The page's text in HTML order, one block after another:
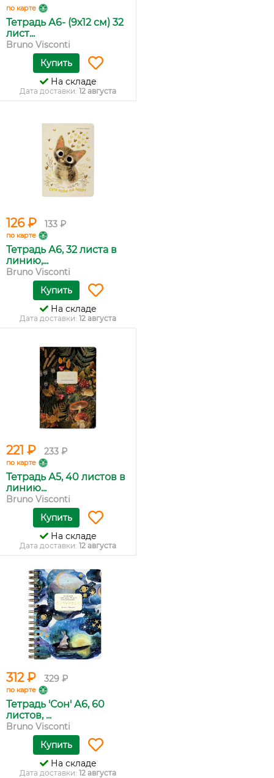
по карте
Тетрадь А6- (9х12 см) 32
лист...
Bruno Visconti
Купить
На складе
Дата доставки: 12 августа
126 ₽ 133 ₽
по карте
Тетрадь А6, 32 листа в
линию,...
Bruno Visconti
Купить
На складе
Дата доставки: 12 августа
221 ₽ 233 ₽
по карте
Тетрадь А5, 40 листов в
линию...
Bruno Visconti
Купить
На складе
Дата доставки: 12 августа
312 ₽ 329 ₽
по карте
Тетрадь 'Сон' А6, 60
листов, ...
Bruno Visconti
Купить
На складе
Дата доставки: 12 августа